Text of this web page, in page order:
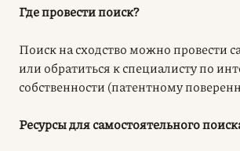
Где провести поиск?
Поиск на сходство можно провести
или обратиться к специалисту по
собственности (патентному
Ресурсы для самостоятельного